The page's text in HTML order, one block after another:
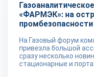
«ФАРМЭК»: на
промбезопасности
На Газовый форум
привезла большой
сразу несколько
стационарные и